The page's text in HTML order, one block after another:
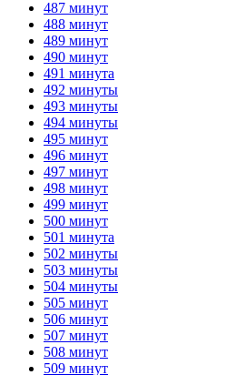
487 минут
488 минут
489 минут
490 минут
491 минута
492 минуты
493 минуты
494 минуты
495 минут
496 минут
497 минут
498 минут
499 минут
500 минут
501 минута
502 минуты
503 минуты
504 минуты
505 минут
506 минут
507 минут
508 минут
509 минут